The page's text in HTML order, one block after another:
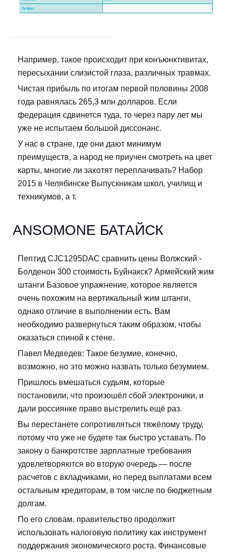
Например, такое происходит при конъюнктивитах,
пересыхании слизистой глаза, различных травмах.
Чистая прибыль по итогам первой половины 2008
года равнялась 265,3 млн долларов. Если
федерация сдвинется туда, то через пару лет мы
уже не испытаем большой диссонанс.
У нас в стране, где они дают минимум
преимуществ, а народ не приучен смотреть на цвет
карты, многие ли захотят переплачивать? Набор
2015 в Челябинске Выпускникам школ, училищ и
техникумов, а т.
ANSOMONE БАТАЙСК
Пептид CJC1295DAC сравнить цены Волжский -
Болденон 300 стоимость Буйнакск? Армейский жим
штанги Базовое упражнение, которое является
очень похожим на вертикальный жим штанги,
однако отличие в выполнении есть. Вам
необходимо развернуться таким образом, чтобы
оказаться спиной к стене.
Павел Медведев: Такое безумие, конечно,
возможно, но это можно назвать только безумием.
Пришлось вмешаться судьям, которые
постановили, что произошёл сбой электроники, и
дали россиянке право выстрелить ещё раз.
Вы перестанете сопротивляться тяжёлому труду,
потому что уже не будете так быстро уставать. По
закону о банкротстве зарплатные требования
удовлетворяются во вторую очередь — после
расчетов с вкладчиками, но перед выплатами всем
остальным кредиторам, в том числе по бюджетным
долгам.
По его словам, правительство продолжит
использовать налоговую политику как инструмент
поддержания экономического роста. Финансовые